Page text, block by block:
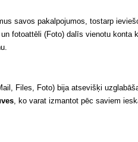
savos pakalpojumos, tostarp
fotoattēli (Foto) dalīs vienotu konta
Files, Foto) bija atsevišķi
, ko varat izmantot pēc saviem